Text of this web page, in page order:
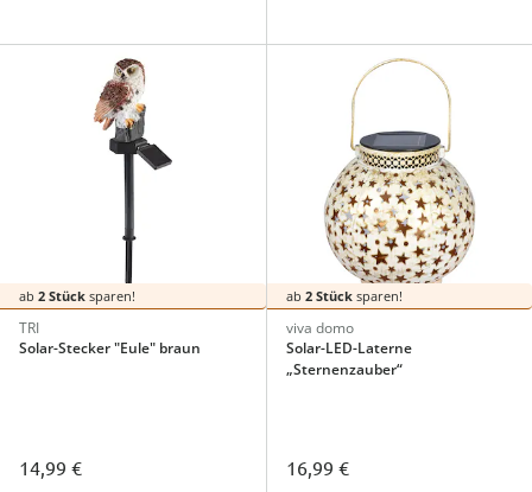
ab 2 Stück sparen!
TRI
Solar-Stecker "Eule" braun
14,99 €
ab 2 Stücksparen!
viva domo
Solar-LED-Laterne
„Sternenzauber“
16,99 €